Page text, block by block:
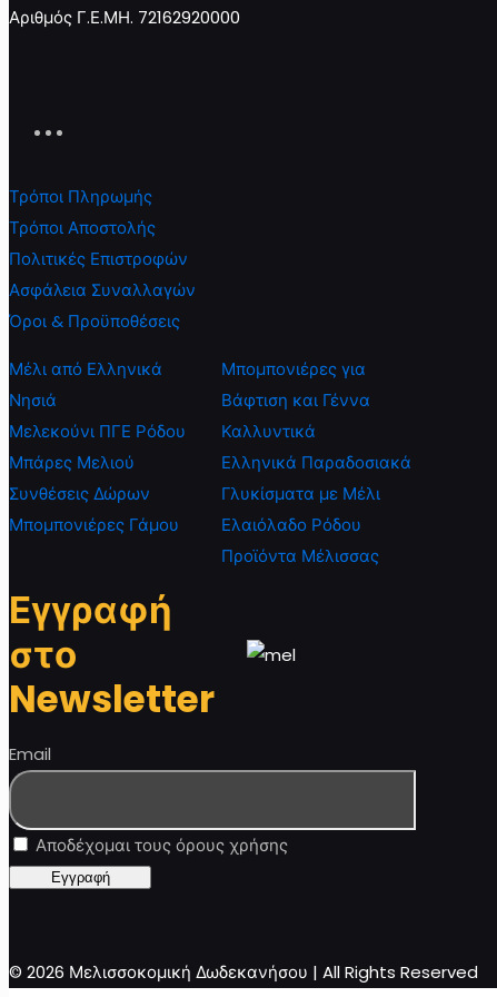
Προσθήκη
Αριθμός Γ.Ε.ΜΗ. 72162920000
Τρόποι Πληρωμής
Τρόποι Αποστολής
Πολιτικές Επιστροφών
Ασφάλεια Συναλλαγών
Όροι & Προϋποθέσεις
Μέλι από Ελληνικά
Νησιά
Μελεκούνι ΠΓΕ Ρόδου
Μπάρες Μελιού
Συνθέσεις Δώρων
Μπομπονιέρες Γάμου
Μπομπονιέρες για
Βάφτιση και Γέννα
Καλλυντικά
Ελληνικά Παραδοσιακά
Γλυκίσματα με Μέλι
Ελαιόλαδο Ρόδου
Προϊόντα Μέλισσας
Εγγραφή
στο
Newsletter
Email
Αποδέχομαι τους όρους χρήσης
© 2026 Μελισσοκομική Δωδεκανήσου | All Rights Reserved